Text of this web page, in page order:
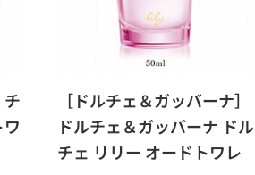
チ
［ドルチェ＆ガッバーナ］
ドルチェ＆ガッバーナ ドル
チェ リリー オードトワレ